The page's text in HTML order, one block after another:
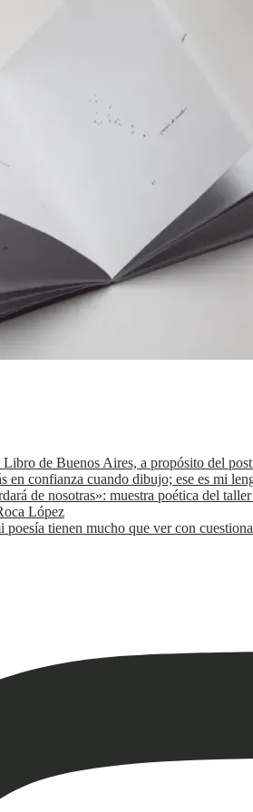
de Buenos Aires, a propósito del
en confianza cuando dibujo; ese es mi
de nosotras»: muestra poética del
López
tienen mucho que ver con